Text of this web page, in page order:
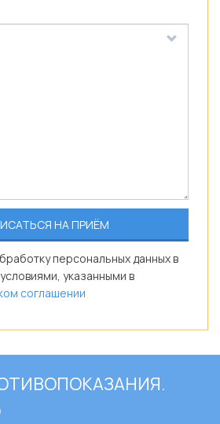
персональных данных в
указанными в
соглашении